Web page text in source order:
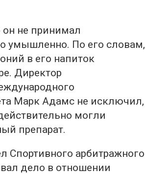
он не принимал
умышленно. По его словам,
в его напиток
Директор
Марк Адамс не исключил,
могли
препарат.
Спортивного арбитражного
дело в отношении